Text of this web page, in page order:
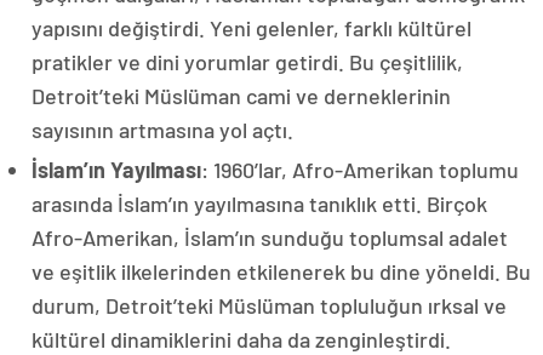
yapısını değiştirdi. Yeni gelenler, farklı kültürel
pratikler ve dini yorumlar getirdi. Bu çeşitlilik,
Detroit’teki Müslüman cami ve derneklerinin
sayısının artmasına yol açtı.
İslam’ın Yayılması: 1960’lar, Afro-Amerikan toplumu
arasında İslam’ın yayılmasına tanıklık etti. Birçok
Afro-Amerikan, İslam’ın sunduğu toplumsal adalet
ve eşitlik ilkelerinden etkilenerek bu dine yöneldi. Bu
durum, Detroit’teki Müslüman topluluğun ırksal ve
kültürel dinamiklerini daha da zenginleştirdi.